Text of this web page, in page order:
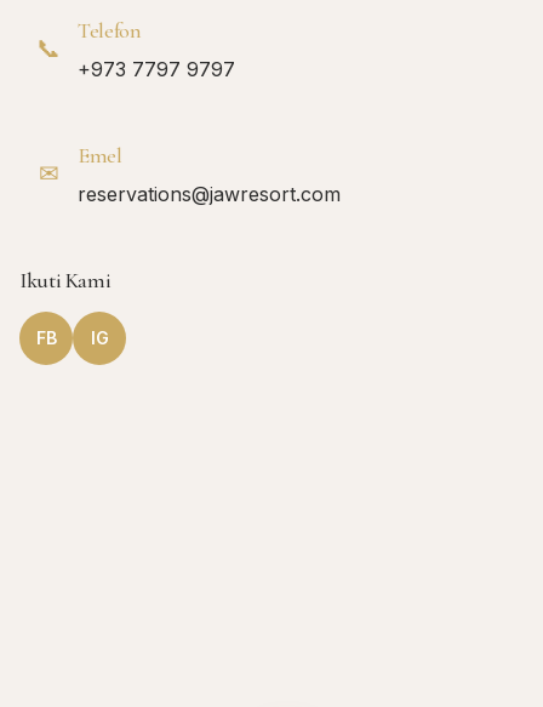
📞
Telefon
+973 7797 9797
✉
Emel
reservations@jawresort.com
Ikuti Kami
FB IG